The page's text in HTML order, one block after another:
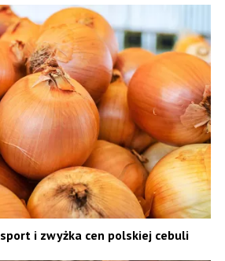
i zwyżka cen polskiej cebuli